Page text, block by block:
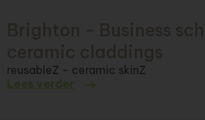
reusableZ - ceramic skinZ
Lees verder